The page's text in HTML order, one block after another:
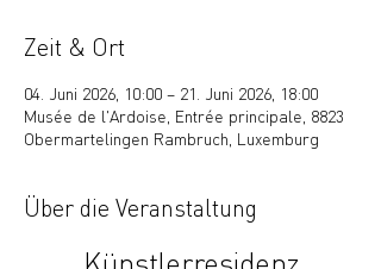
Zeit & Ort
04. Juni 2026, 10:00 – 21. Juni 2026, 18:00
Musée de l'Ardoise, Entrée principale, 8823
Obermartelingen Rambruch, Luxemburg
Über die Veranstaltung